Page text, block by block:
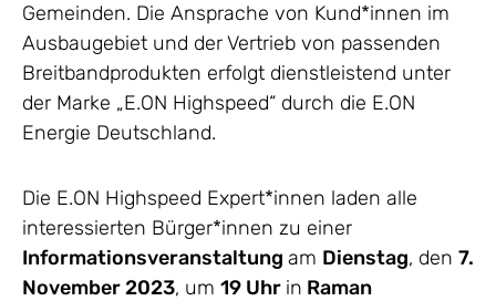
Gemeinden. Die Ansprache von Kund*innen im
Ausbaugebiet und der Vertrieb von passenden
Breitbandprodukten erfolgt dienstleistend unter
der Marke „E.ON Highspeed“ durch die E.ON
Energie Deutschland.
Die E.ON Highspeed Expert*innen laden alle
interessierten Bürger*innen zu einer
Informationsveranstaltung am Dienstag, den 7.
November 2023, um 19 Uhr in Raman